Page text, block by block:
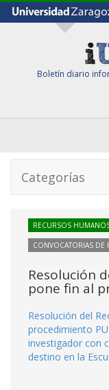
Boletín diario
Categorías
RECURSOS
CONVOCATORIAS DE
Resolución
pone fin al
Resolución del
procedimiento
investigador con
destino en la